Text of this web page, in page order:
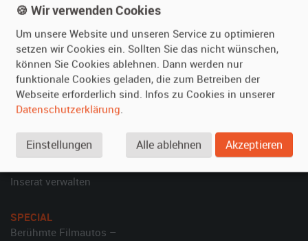
Über uns
Leistungen
Referenzen
Kundenmeinungen
Erweiterte Suche
Fragen für Mieter
Service
Vermieten
Fotos senden
Fragen für Vermieter
Inserat verwalten
Hilfe
So funktioniert's
Kontakt
SPECIAL
Berühmte Filmautos –
🍪 Wir verwenden Cookies
Um unsere Website und unseren Service zu optimieren
setzen wir Cookies ein. Sollten Sie das nicht wünschen,
können Sie Cookies ablehnen. Dann werden nur
funktionale Cookies geladen, die zum Betreiben der
Webseite erforderlich sind. Infos zu Cookies in unserer
Datenschutzerklärung.
Einstellungen Alle ablehnen Akzeptieren